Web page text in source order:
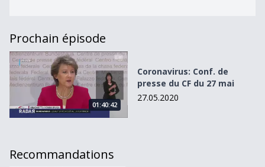
Prochain épisode
Coronavirus: Conf. de presse du CF du 27 mai
01:40:42
Coronavirus: Conf. de
presse du CF du 27 mai
27.05.2020
Recommandations